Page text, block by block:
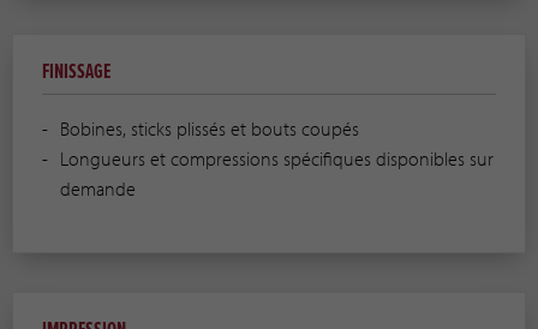
FINISSAGE
Bobines, sticks plissés et bouts coupés
Longueurs et compressions spécifiques disponibles sur
demande